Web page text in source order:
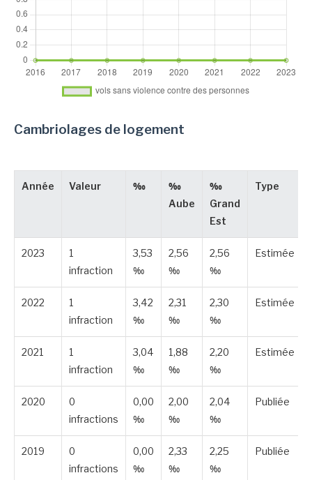
Cambriolages de logement
Année Valeur ‰
‰
Aube
‰
Grand
Est
Type
2023
1
infraction
3,53
‰
2,56
‰
2,56
‰
Estimée
2022
1
infraction
3,42
‰
2,31
‰
2,30
‰
Estimée
2021
1
infraction
3,04
‰
1,88
‰
2,20
‰
Estimée
2020
0
infractions
0,00
‰
2,00
‰
2,04
‰
Publiée
2019
0
infractions
0,00
‰
2,33
‰
2,25
‰
Publiée